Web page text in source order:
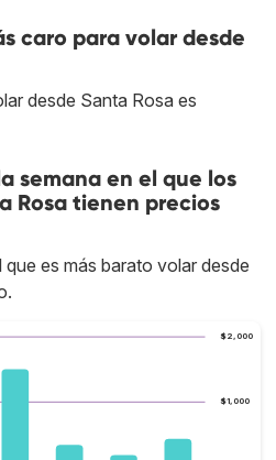
caro para volar desde
desde Santa Rosa es
semana en el que los
Rosa tienen precios
que es más barato volar desde
$1,000
$2,000